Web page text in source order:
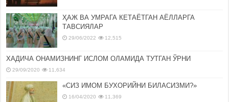
ҲАЖ ВА УМРАГА КЕТАЁТГАН АЁЛЛАРГА
ТАВСИЯЛАР
29/06/2022 12,515
ХАДИЧА ОНАМИЗНИНГ ИСЛОМ ОЛАМИДА ТУТГАН ЎРНИ
29/09/2020 11,634
«СИЗ ИМОМ БУХОРИЙНИ БИЛАСИЗМИ?»
16/04/2020 11,369